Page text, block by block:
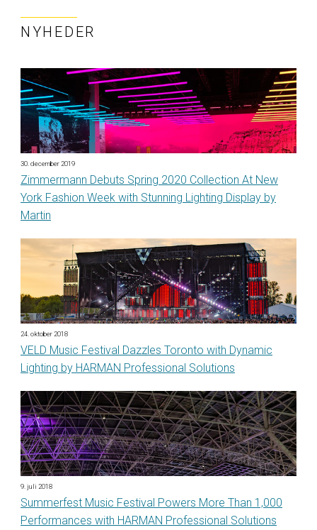
NYHEDER
30. december 2019
Zimmermann Debuts Spring 2020 Collection At New
York Fashion Week with Stunning Lighting Display by
Martin
24. oktober 2018
VELD Music Festival Dazzles Toronto with Dynamic
Lighting by HARMAN Professional Solutions
9. juli 2018
Summerfest Music Festival Powers More Than 1,000
Performances with HARMAN Professional Solutions